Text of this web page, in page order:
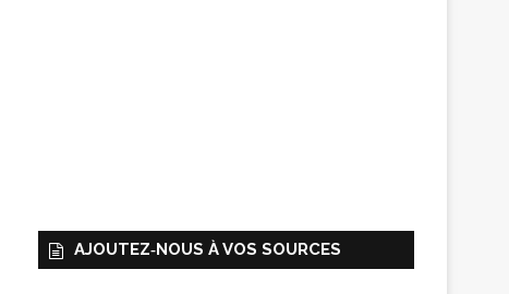
AJOUTEZ‑NOUS À VOS SOURCES